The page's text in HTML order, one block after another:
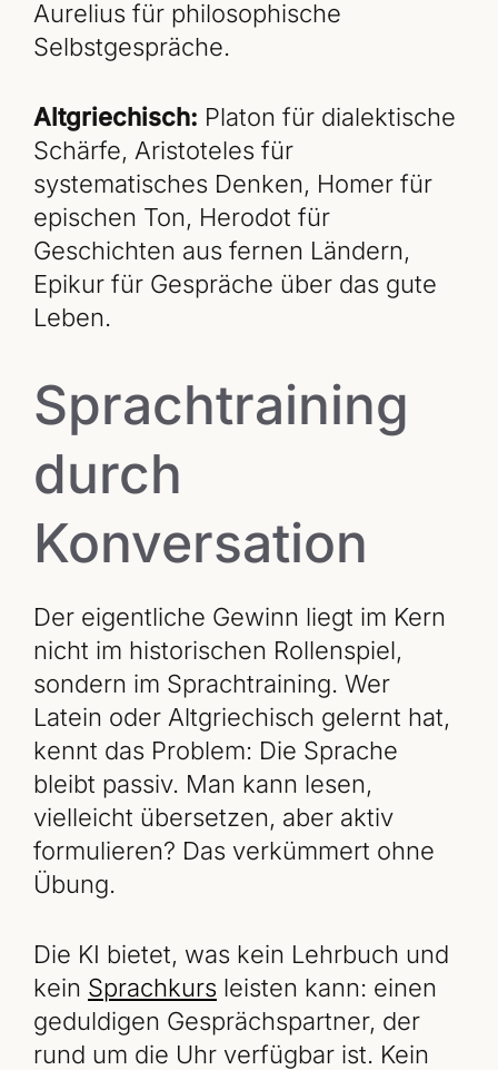
Aurelius für philosophische
Selbstgespräche.
Altgriechisch: Platon für dialektische
Schärfe, Aristoteles für
systematisches Denken, Homer für
epischen Ton, Herodot für
Geschichten aus fernen Ländern,
Epikur für Gespräche über das gute
Leben.
Sprachtraining
durch
Konversation
Der eigentliche Gewinn liegt im Kern
nicht im historischen Rollenspiel,
sondern im Sprachtraining. Wer
Latein oder Altgriechisch gelernt hat,
kennt das Problem: Die Sprache
bleibt passiv. Man kann lesen,
vielleicht übersetzen, aber aktiv
formulieren? Das verkümmert ohne
Übung.
Die KI bietet, was kein Lehrbuch und
kein Sprachkurs leisten kann: einen
geduldigen Gesprächspartner, der
rund um die Uhr verfügbar ist. Kein